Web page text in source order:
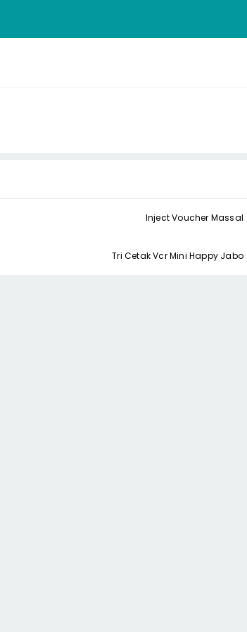
Inject Voucher Massal
Tri Cetak Vcr Mini Happy Jabo